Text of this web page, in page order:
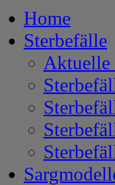
Home
Sterbefälle
Aktuelle